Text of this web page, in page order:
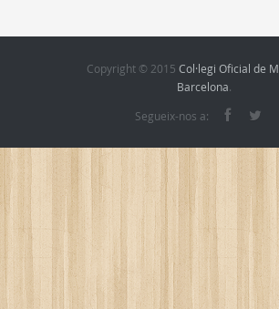
Copyright © 2015 Col·legi Oficial de
Barcelona.
Segueix-nos a: